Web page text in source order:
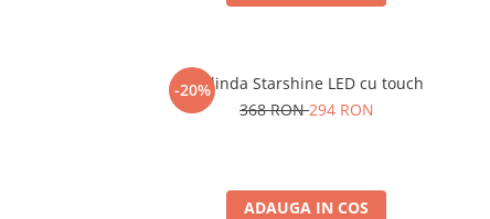
-20%
Oglinda Starshine LED cu touch
368 RON294 RON
ADAUGA IN COS